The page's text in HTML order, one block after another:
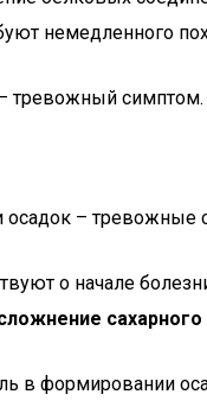
немедленного
симптом.
–
о начале
в формировании